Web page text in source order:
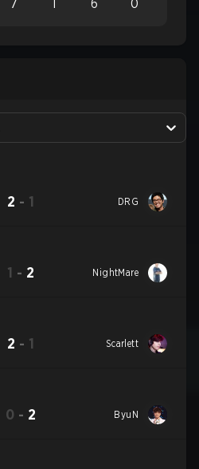
7 6 0
2 - 1 DRG
1 - 2 NightMare
2 - 1 Scarlett
0 - 2 ByuN